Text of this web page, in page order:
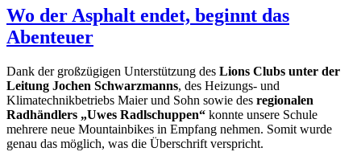
Wo der Asphalt endet, beginnt das
Abenteuer
Dank der großzügigen Unterstützung des Lions Clubs unter der
Leitung Jochen Schwarzmanns, des Heizungs- und
Klimatechnikbetriebs Maier und Sohn sowie des regionalen
Radhändlers „Uwes Radlschuppen“ konnte unsere Schule
mehrere neue Mountainbikes in Empfang nehmen. Somit wurde
genau das möglich, was die Überschrift verspricht.